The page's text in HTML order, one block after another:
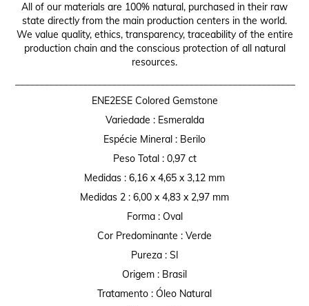
All of our materials are 100% natural, purchased in their raw
state directly from the main production centers in the world.
We value quality, ethics, transparency, traceability of the entire
production chain and the conscious protection of all natural
resources.
ENE2ESE Colored Gemstone
Variedade : Esmeralda
Espécie Mineral : Berilo
Peso Total : 0,97 ct
Medidas : 6,16 x 4,65 x 3,12 mm
Medidas 2 : 6,00 x 4,83 x 2,97 mm
Forma : Oval
Cor Predominante : Verde
Pureza : SI
Origem : Brasil
Tratamento : Óleo Natural